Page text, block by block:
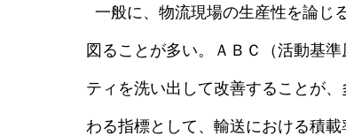
一般に、物流現場の生産性を論じ
図ることが多い。ＡＢＣ（活動基
ティを洗い出して改善することが
わる指標として、輸送における積